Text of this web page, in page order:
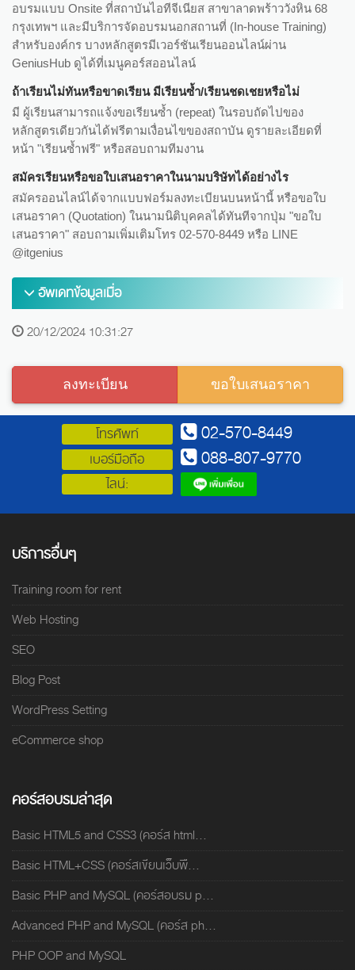
อบรมแบบ Onsite ที่สถาบันไอทีจีเนียส สาขาลาดพร้าววังหิน 68
กรุงเทพฯ และมีบริการจัดอบรมนอกสถานที่ (In-house Training)
สำหรับองค์กร บางหลักสูตรมีเวอร์ชันเรียนออนไลน์ผ่าน
GeniusHub ดูได้ที่เมนูคอร์สออนไลน์
ถ้าเรียนไม่ทันหรือขาดเรียน มีเรียนซ้ำ/เรียนชดเชยหรือไม่
มี ผู้เรียนสามารถแจ้งขอเรียนซ้ำ (repeat) ในรอบถัดไปของ
หลักสูตรเดียวกันได้ฟรีตามเงื่อนไขของสถาบัน ดูรายละเอียดที่
หน้า "เรียนซ้ำฟรี" หรือสอบถามทีมงาน
สมัครเรียนหรือขอใบเสนอราคาในนามบริษัทได้อย่างไร
สมัครออนไลน์ได้จากแบบฟอร์มลงทะเบียนบนหน้านี้ หรือขอใบ
เสนอราคา (Quotation) ในนามนิติบุคคลได้ทันทีจากปุ่ม "ขอใบ
เสนอราคา" สอบถามเพิ่มเติมโทร 02-570-8449 หรือ LINE
@itgenius
อัพเดทข้อมูลเมื่อ
20/12/2024 10:31:27
ลงทะเบียน ขอใบเสนอราคา
โทรศัพท์ 02-570-8449
เบอร์มือถือ 088-807-9770
ไลน์:
บริการอื่นๆ
Training room for rent
Web Hosting
SEO
Blog Post
WordPress Setting
eCommerce shop
คอร์สอบรมล่าสุด
Basic HTML5 and CSS3 (คอร์ส html...
Basic HTML+CSS (คอร์สเขียนเว็บพื...
Basic PHP and MySQL (คอร์สอบรม p...
Advanced PHP and MySQL (คอร์ส ph...
PHP OOP and MySQL